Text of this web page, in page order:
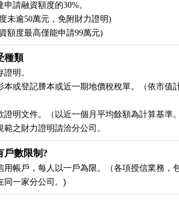
申請融資額度的30%。
未逾50萬元，免附財力證明)
額度最高僅能申請99萬元)
種類
明。
本或登記謄本或近一期地價稅稅單。（依市值
證明文件。（以近一個月平均餘額為計算基準
範之財力證明請洽分公司。
戶數限制?
用帳戶，每人以一戶為限。（各項授信業務，
同一家分公司。)